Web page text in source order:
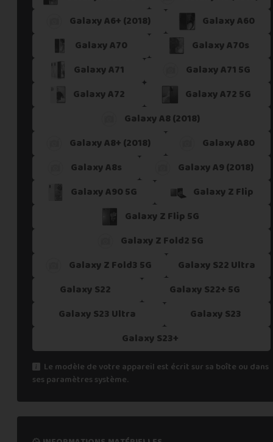
Galaxy A6+ (2018)
Galaxy A60
Galaxy A70
Galaxy A70s
Galaxy A71
Galaxy A71 5G
Galaxy A72
Galaxy A72 5G
Galaxy A8 (2018)
Galaxy A8+ (2018)
Galaxy A80
Galaxy A8s
Galaxy A9 (2018)
Galaxy A90 5G
Galaxy Z Flip
Galaxy Z Flip 5G
Galaxy Z Fold2 5G
Galaxy Z Fold3 5G
Galaxy S22 Ultra
Galaxy S22
Galaxy S22+ 5G
Galaxy S23 Ultra
Galaxy S23
Galaxy S23+
Le modèle de votre appareil est écrit sur sa boîte ou dans
ses paramètres système.